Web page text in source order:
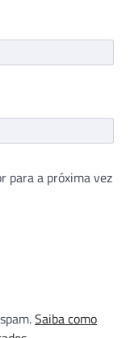
para a próxima vez
Saiba como